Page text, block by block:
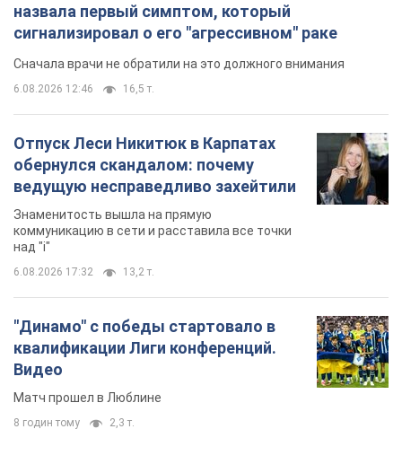
назвала первый симптом, который
сигнализировал о его "агрессивном" раке
Сначала врачи не обратили на это должного внимания
6.08.2026 12:46 16,5 т.
Отпуск Леси Никитюк в Карпатах
обернулся скандалом: почему
ведущую несправедливо захейтили
Знаменитость вышла на прямую
коммуникацию в сети и расставила все точки
над "i"
6.08.2026 17:32 13,2 т.
"Динамо" с победы стартовало в
квалификации Лиги конференций.
Видео
Матч прошел в Люблине
8 годин тому 2,3 т.